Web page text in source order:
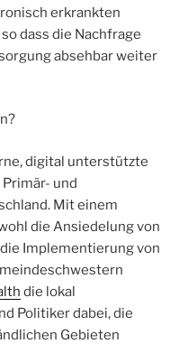
erkrankten
dass die Nachfrage
absehbar weiter
digital unterstützte
und
Mit einem
die Ansiedelung von
Implementierung von
die lokal
Politiker dabei, die
Gebieten